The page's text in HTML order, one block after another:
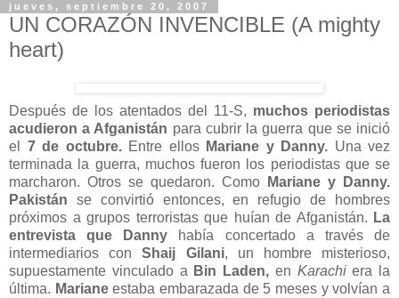
jueves, septiembre 20, 2007
UN CORAZÓN INVENCIBLE (A mighty
heart)
Después de los atentados del 11-S, muchos periodistas
acudieron a Afganistán para cubrir la guerra que se inició
el 7 de octubre.Entre ellos Mariane y Danny. Una vez
terminada la guerra, muchos fueron los periodistas que se
marcharon. Otros se quedaron. Como
Mariane y Danny.
Pakistán se convirtió entonces, en refugio de hombres
próximos a grupos terroristas que huían de Afganistán. La
entrevista que Danny había concertado a través de
intermediariosconShaij Gilani, un hombre misterioso,
supuestamente vinculado a Bin Laden, en Karachiera la
última. Marianeestaba embarazada de 5 meses y volvían a